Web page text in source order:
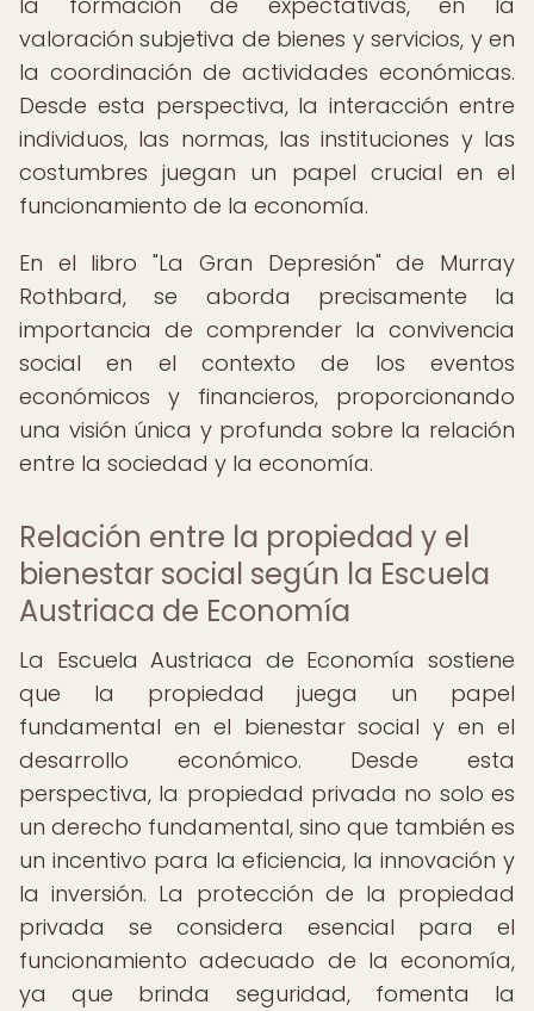
valoración subjetiva de bienes y servicios, y en
la coordinación de actividades económicas.
Desde esta perspectiva, la interacción entre
individuos, las normas, las instituciones y las
costumbres juegan un papel crucial en el
funcionamiento de la economía.
En el libro "La Gran Depresión" de Murray
Rothbard, se aborda precisamente la
importancia de comprender la convivencia
social en el contexto de los eventos
económicos y financieros, proporcionando
una visión única y profunda sobre la relación
entre la sociedad y la economía.
Relación entre la propiedad y el
bienestar social según la Escuela
Austriaca de Economía
La Escuela Austriaca de Economía sostiene
que la propiedad juega un papel
fundamental en el bienestar social y en el
desarrollo económico. Desde esta
perspectiva, la propiedad privada no solo es
un derecho fundamental, sino que también es
un incentivo para la eficiencia, la innovación y
la inversión. La protección de la propiedad
privada se considera esencial para el
funcionamiento adecuado de la economía,
ya que brinda seguridad, fomenta la